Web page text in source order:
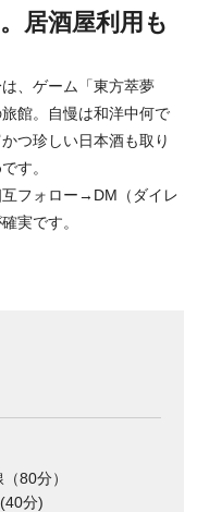
居酒屋利用も
、ゲーム「東方萃夢
館。自慢は和洋中何で
つ珍しい日本酒も取り
す。
互フォロー→DM（ダイレ
実です。
80分）
分)